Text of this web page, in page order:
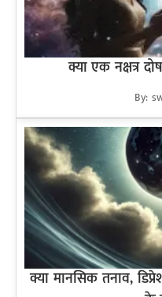
क्या एक नक्षत्र
By:
क्या मानसिक तनाव,